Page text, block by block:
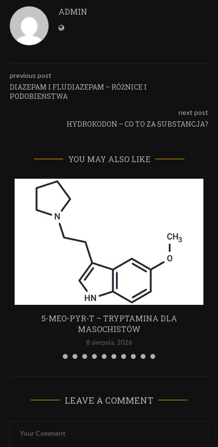
ADMIN
previous post
DIAZEPAM I FLUDIAZEPAM – RÓŻNICE I
PODOBIEŃSTWA
next post
HYDROKODON – CO TO ZA SUBSTANCJA?
YOU MAY ALSO LIKE
5-MEO-PYR-T – TRYPTAMINA DLA
MASOCHISTÓW
8 sierpnia, 2026
LEAVE A COMMENT